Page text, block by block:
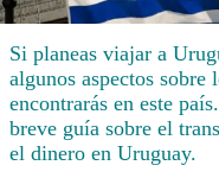
Si planeas viajar a
algunos aspectos sobre
encontrarás en este
breve guía sobre el
el dinero en Uruguay.